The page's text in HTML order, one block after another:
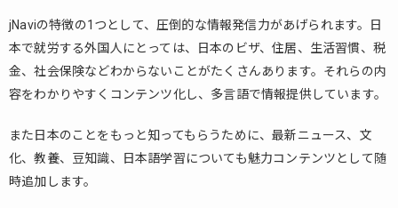
jNaviの特徴の1つとして、圧倒的な情報発信力があげられます。日
本で就労する外国人にとっては、日本のビザ、住居、生活習慣、税
金、社会保険などわからないことがたくさんあります。それらの内
容をわかりやすくコンテンツ化し、多言語で情報提供しています。
また日本のことをもっと知ってもらうために、最新ニュース、文
化、教養、豆知識、日本語学習についても魅力コンテンツとして随
時追加します。